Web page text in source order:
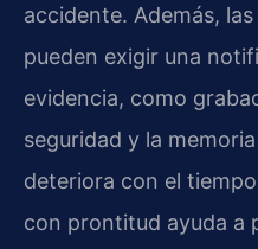
accidente. Además,
pueden exigir una
evidencia, como
seguridad y la
deteriora con el
con prontitud ayuda a